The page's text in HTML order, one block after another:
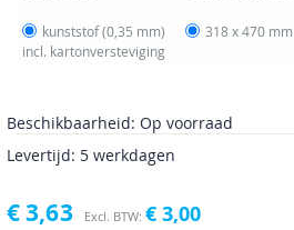
kunststof (0,35 mm)
incl. kartonversteviging
318 x 470 mm
Beschikbaarheid: Op voorraad
Levertijd: 5 werkdagen
€ 3,63 € 3,00